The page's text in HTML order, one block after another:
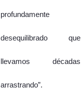
profundamente
desequilibrado que
llevamos décadas
arrastrando”.